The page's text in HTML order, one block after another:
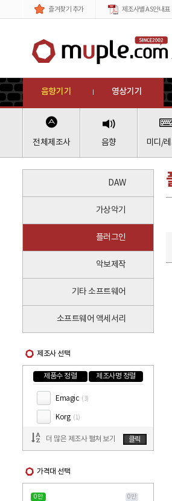
메뉴
음향기기
전체제조사 음향 미디/
영상기기
즐겨찾기 추가 제조사별 AS안내표
DAW
가상악기
플러그인
악보제작
기타 소프트웨어
소프트웨어 액세서리
제조사 선택
제품수 정렬 제조사명 정렬
Emagic (3)
Korg (1)
더 많은 제조사 펼쳐 보기 클릭
가격대 선택
0 만
0 만